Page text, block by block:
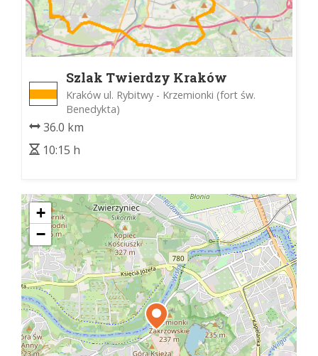
Szlak Twierdzy Kraków
Kraków ul. Rybitwy - Krzemionki (fort św.
Benedykta)
36.0 km
10:15 h
+
−